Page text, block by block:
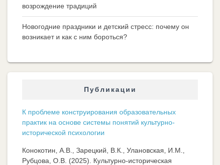
возрождение традиций
Новогодние праздники и детский стресс: почему он
возникает и как с ним бороться?
Публикации
К проблеме конструирования образовательных
практик на основе системы понятий культурно-
исторической психологии
Конокотин, А.В., Зарецкий, В.К., Улановская, И.М.,
Рубцова, О.В. (2025). Культурно-историческая